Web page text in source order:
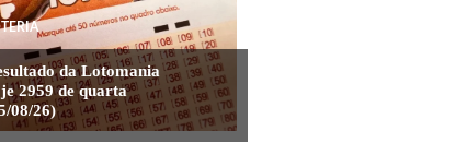
da Lotomania
2959 de quarta
08/26)